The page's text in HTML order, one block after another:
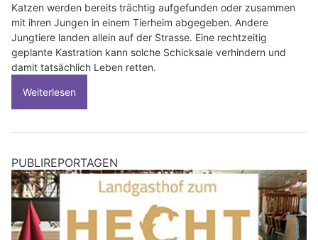
Katzen werden bereits trächtig aufgefunden oder zusammen
mit ihren Jungen in einem Tierheim abgegeben. Andere
Jungtiere landen allein auf der Strasse. Eine rechtzeitig
geplante Kastration kann solche Schicksale verhindern und
damit tatsächlich Leben retten.
Weiterlesen
PUBLIREPORTAGEN